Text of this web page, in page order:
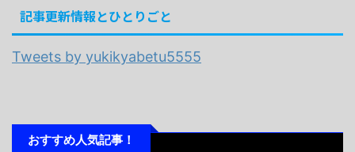
記事更新情報とひとりごと
Tweets by yukikyabetu5555
おすすめ人気記事！